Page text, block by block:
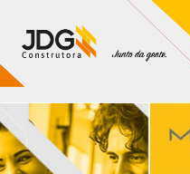
Contato
Sobre nós
Blog